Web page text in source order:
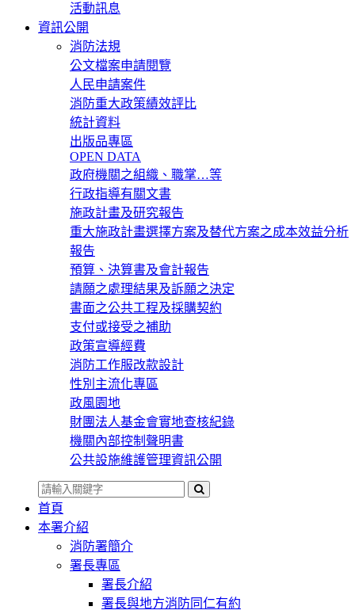
活動訊息
資訊公開
消防法規
公文檔案申請閱覽
人民申請案件
消防重大政策績效評比
統計資料
出版品專區
OPEN DATA
政府機關之組織、職掌…等
行政指導有關文書
施政計畫及研究報告
重大施政計畫選擇方案及替代方案之成本效益分析
報告
預算、決算書及會計報告
請願之處理結果及訴願之決定
書面之公共工程及採購契約
支付或接受之補助
政策宣導經費
消防工作服改款設計
性別主流化專區
政風園地
財團法人基金會實地查核紀錄
機關內部控制聲明書
公共設施維護管理資訊公開
首頁
本署介紹
消防署簡介
署長專區
署長介紹
署長與地方消防同仁有約